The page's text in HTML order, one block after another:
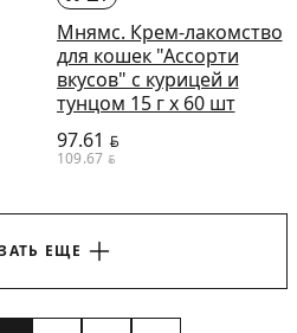
Мнямс. Крем-лакомство
для кошек "Ассорти
вкусов" с курицей и
тунцом 15 г х 60 шт
97.61 BYN
109.67 BYN
ЕЩЕ